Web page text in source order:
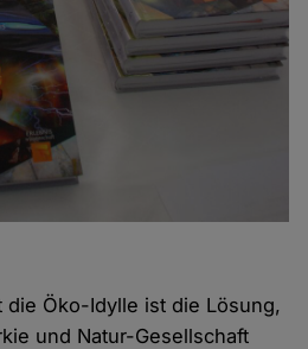
die Öko-Idylle ist die Lösung,
und Natur-Gesellschaft